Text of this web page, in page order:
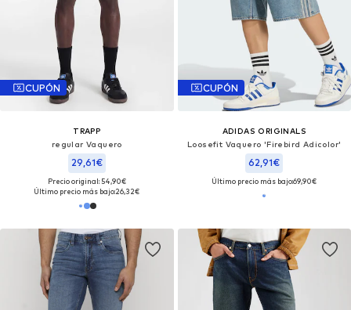
CUPÓN
TRAPP
regular Vaquero
29,61€
Precio original: 54,90€
Último precio más bajo:26,32€
CUPÓN
ADIDAS ORIGINALS
Loosefit Vaquero 'Firebird Adicolor'
62,91€
Último precio más bajo:69,90€